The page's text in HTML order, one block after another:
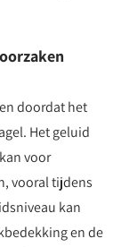
doordat het
Het geluid
voor
vooral tijdens
kan
en de